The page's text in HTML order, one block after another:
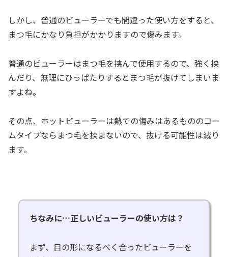
しかし、普通のビューラーでも間違った使い方をすると、
まつ毛にかなり負担がかかりますので傷みます。
普通のビューラーはまつ毛を挟んで使用するので、強く挟
んだり、無理にひっぱたりするとまつ毛が抜けてしまいま
すよね。
その点、ホットビューラーは熱での傷みはあるもののコー
ムタイプならまつ毛を挟まないので、抜ける可能性は減り
ます。
ちなみに…正しいビューラーの使い方は？
まず、目の形になるべく合ったビューラーを